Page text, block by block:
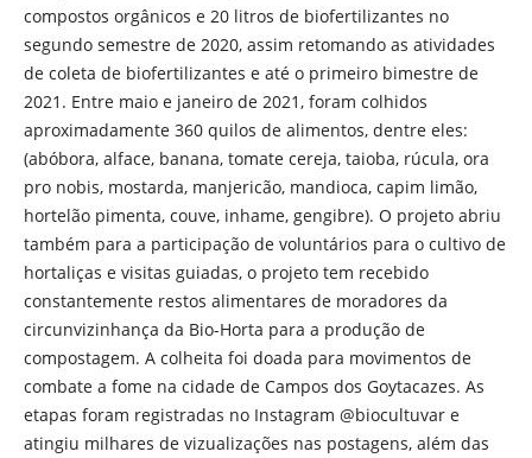
compostos orgânicos e 20 litros de biofertilizantes no
segundo semestre de 2020, assim retomando as atividades
de coleta de biofertilizantes e até o primeiro bimestre de
2021. Entre maio e janeiro de 2021, foram colhidos
aproximadamente 360 quilos de alimentos, dentre eles:
(abóbora, alface, banana, tomate cereja, taioba, rúcula, ora
pro nobis, mostarda, manjericão, mandioca, capim limão,
hortelão pimenta, couve, inhame, gengibre). O projeto abriu
também para a participação de voluntários para o cultivo de
hortaliças e visitas guiadas, o projeto tem recebido
constantemente restos alimentares de moradores da
circunvizinhança da Bio-Horta para a produção de
compostagem. A colheita foi doada para movimentos de
combate a fome na cidade de Campos dos Goytacazes. As
etapas foram registradas no Instagram @biocultuvar e
atingiu milhares de vizualizações nas postagens, além das